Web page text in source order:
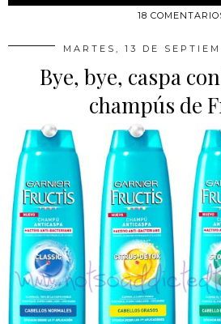
18
MARTES, 13 DE
Bye, bye, caspa
champús de